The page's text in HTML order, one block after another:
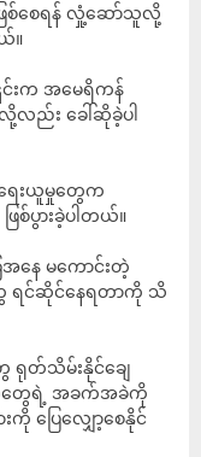
ြစ်စေရန် လှုံ့ဆော်သူလို့
။
းက အမေရိကန်
လည်း ခေါ်ဆိုခဲ့ပါ
ေးယူမှုတွေက
ြစ်ပွားခဲ့ပါတယ်။
နေ မကောင်းတဲ့
ရင်ဆိုင်နေရတာကို သိ
တ်သိမ်းနိုင်ချေ
သူတွေရဲ့ အခက်အခဲကို
ပြေလျှော့စေနိုင်